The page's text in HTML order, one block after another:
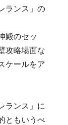
ランス」の
殿のセッ
攻略場面な
ケールをア
ランス」に
ともいうべ